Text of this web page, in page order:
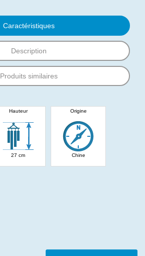
Caractéristiques
Description
Produits similaires
Hauteur
27 cm
Origine
Chine